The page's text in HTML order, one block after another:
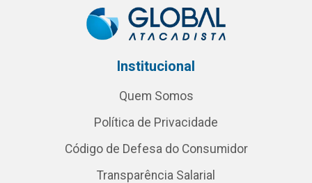
Institucional
Quem Somos
Política de Privacidade
Código de Defesa do Consumidor
Transparência Salarial